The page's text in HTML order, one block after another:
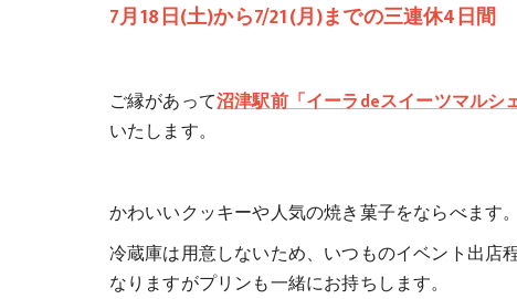
7月18日(土)から7/21(月)までの三連休4日間
ご縁があって沼津駅前「イーラdeスイーツマルシ
いたします。
かわいいクッキーや人気の焼き菓子をならべます。
冷蔵庫は用意しないため、いつものイベント出店
なりますがプリンも一緒にお持ちします。